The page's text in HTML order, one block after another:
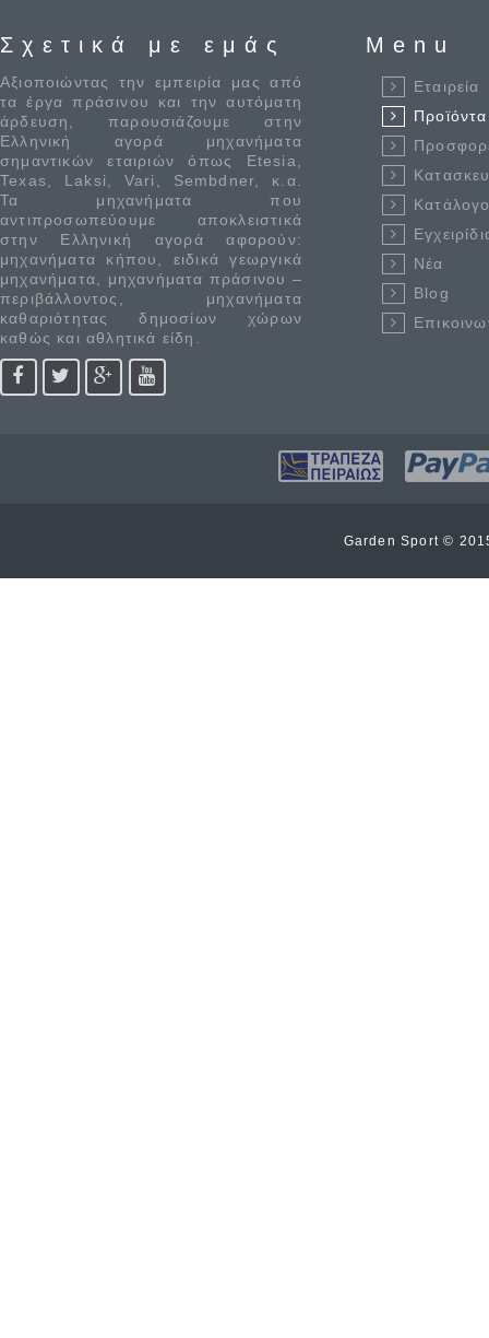
Σχετικά με εμάς
Αξιοποιώντας την εμπειρία μας από
τα έργα πράσινου και την αυτόματη
άρδευση, παρουσιάζουμε στην
Ελληνική αγορά μηχανήματα
σημαντικών εταιριών όπως Etesia,
Texas, Laksi, Vari, Sembdner, κ.α.
Τα μηχανήματα που
αντιπροσωπεύουμε αποκλειστικά
στην Ελληνική αγορά αφορούν:
μηχανήματα κήπου, ειδικά γεωργικά
μηχανήματα, μηχανήματα πράσινου –
περιβάλλοντος, μηχανήματα
καθαριότητας δημοσίων χώρων
καθώς και αθλητικά είδη.
Menu
Εταιρεία
Προϊόντα
Νέα
Blog
Garden Sport ©